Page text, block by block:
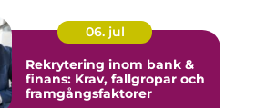
06. jul
Rekrytering inom bank &
finans: Krav, fallgropar och
framgångsfaktorer